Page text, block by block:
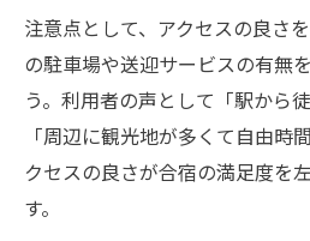
注意点として、アクセスの良さ
の駐車場や送迎サービスの有無
う。利用者の声として「駅から
「周辺に観光地が多くて自由時
クセスの良さが合宿の満足度を
す。